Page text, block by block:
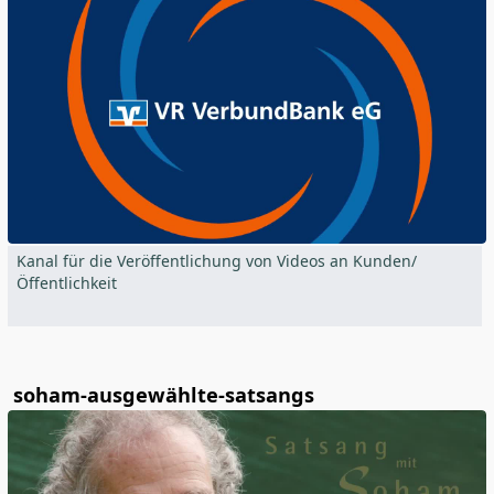
Kanal für die Veröffentlichung von Videos an Kunden/
Öffentlichkeit
soham-ausgewählte-satsangs